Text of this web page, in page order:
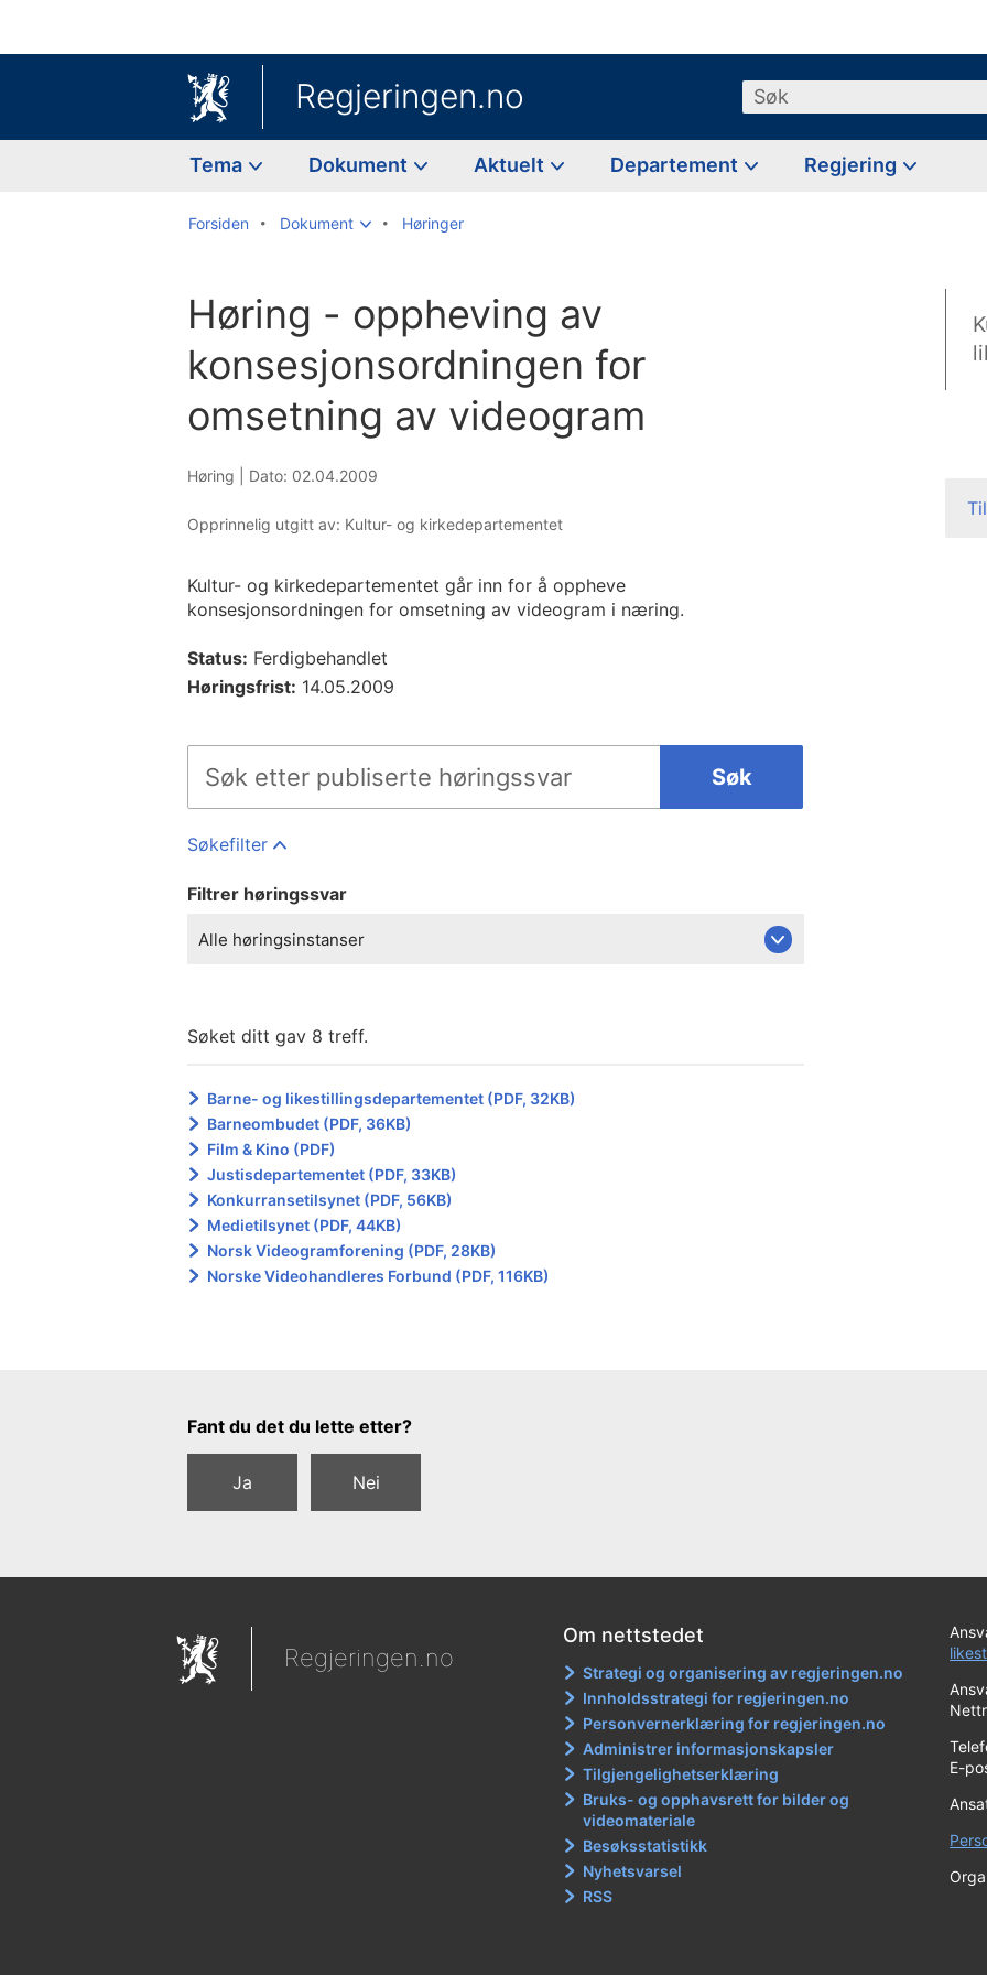
Regjeringen.no Søk
Tema Dokument Aktuelt Departement Regjering
Forsiden Dokument Høringer
Høring - oppheving av
konsesjonsordningen for
omsetning av videogram
Høring | Dato: 02.04.2009
Opprinnelig utgitt av: Kultur- og kirkedepartementet
Kultur- og kirkedepartementet går inn for å oppheve
konsesjonsordningen for omsetning av videogram i næring.
Status: Ferdigbehandlet
Høringsfrist: 14.05.2009
Søk
Søkefilter
Filtrer høringssvar
Alle høringsinstanser
Søket ditt gav 8 treff.
Barne- og likestillingsdepartementet (PDF, 32KB)
Barneombudet (PDF, 36KB)
Film & Kino (PDF)
Justisdepartementet (PDF, 33KB)
Konkurransetilsynet (PDF, 56KB)
Medietilsynet (PDF, 44KB)
Norsk Videogramforening (PDF, 28KB)
Norske Videohandleres Forbund (PDF, 116KB)
Tilbakemeldingsskjema
Fant du det du lette etter?
Ja Nei
Regjeringen.no
Om nettstedet
Strategi og organisering av regjeringen.no
Innholdsstrategi for regjeringen.no
Personvernerklæring for regjeringen.no
Administrer informasjonskapsler
Tilgjengelighetserklæring
Bruks- og opphavsrett for bilder og
videomateriale
Besøksstatistikk
Nyhetsvarsel
RSS
E-